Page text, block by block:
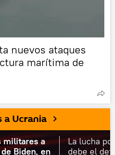
nuevos ataques
marítima de
a Ucrania
militares a
Biden, en
La lucha
debe el